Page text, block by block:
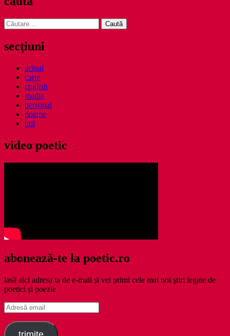
Caută
după:
secţiuni
actual
carte
english
media
personal
poeme
util
video poetic
abonează-te la poetic.ro
lasă aici adresa ta de e-mail şi vei primi cele mai noi ştiri legate de
poetici şi poezie
Adresă
email